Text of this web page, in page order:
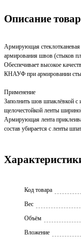
Описание
Армирующая
армирования швов (стыков
Обеспечивает высокое
КНАУФ при армировании
Применение
Заполнить шов шпаклёвкой с
щелочестойкой ленты
Армирующая лента
состав убирается с ленты
Код товара
Вес
Объём
Вложение